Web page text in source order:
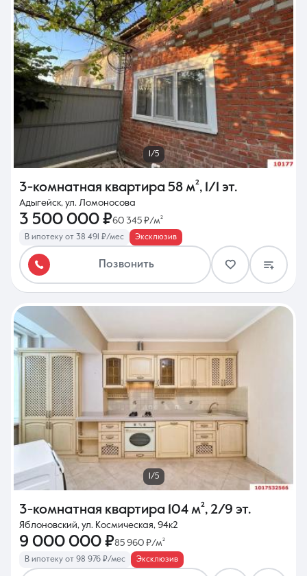
1/5
3-комнатная квартира 58 м², 1/1 эт.
Адыгейск, ул. Ломоносова
3 500 000 ₽60 345 ₽/м²
В ипотеку от 38 491 ₽/мес Эксклюзив
Позвонить
1/5
3-комнатная квартира 104 м², 2/9 эт.
Яблоновский, ул. Космическая, 94к2
9 000 000 ₽85 960 ₽/м²
В ипотеку от 98 976 ₽/мес Эксклюзив